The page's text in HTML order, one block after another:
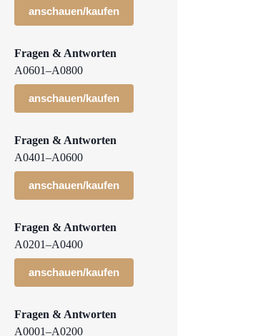
anschauen/kaufen
Fragen & Antworten
A0601–A0800
anschauen/kaufen
Fragen & Antworten
A0401–A0600
anschauen/kaufen
Fragen & Antworten
A0201–A0400
anschauen/kaufen
Fragen & Antworten
A0001–A0200